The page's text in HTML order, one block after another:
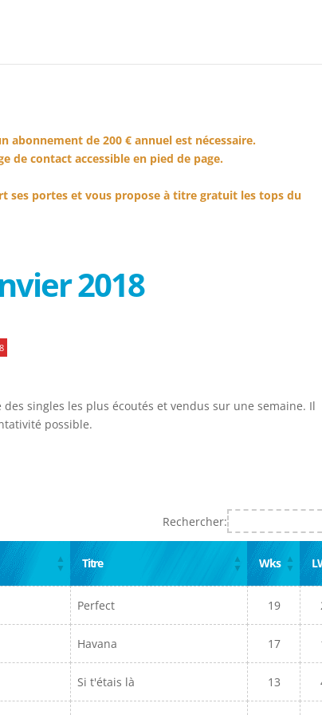
abonnement de 200 € annuel est nécessaire.
de contact accessible en pied de page.
ses portes et vous propose à titre gratuit les tops du
2018
singles les plus écoutés et vendus sur une semaine. Il
possible.
Rechercher:
Titre Wks
Perfect 19
Havana 17
Si t'étais là 13